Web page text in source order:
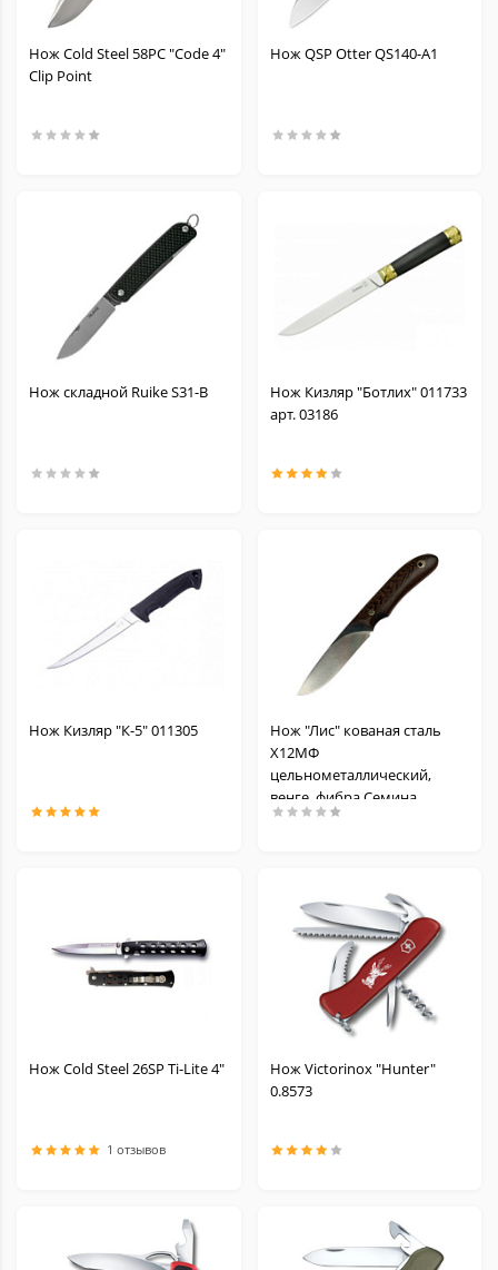
Нож Cold Steel 58PC "Code 4"
Clip Point
Нож QSP Otter QS140-A1
Нож складной Ruike S31-B
Нож Кизляр "Ботлих" 011733
арт. 03186
Нож Кизляр "К-5" 011305
Нож "Лис" кованая сталь
Х12МФ
цельнометаллический,
венге, фибра Семина
Нож Cold Steel 26SP Ti-Lite 4"
1 отзывов
Нож Victorinox "Hunter"
0.8573